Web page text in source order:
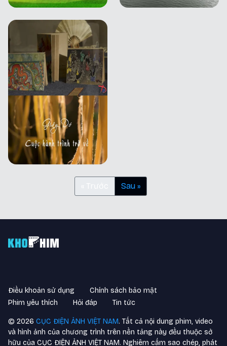
Sau »
Điều khoản sử dụng
Chính sách bảo mật
Phim yêu thích
Hỏi đáp Tin tức
© 2026 CỤC ĐIỆN ẢNH VIỆT NAM. Tất cả nội dung phim, video
và hình ảnh của chương trình trên nền tảng này đều thuộc sở
hữu của CỤC ĐIỆN ẢNH VIỆT NAM. Nghiêm cấm sao chép, phát